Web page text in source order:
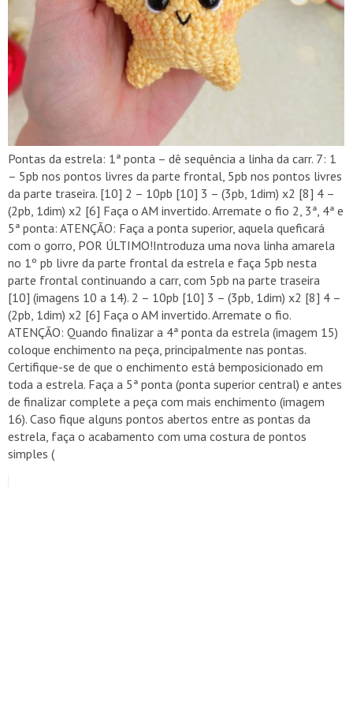
Pontas da estrela: 1ª ponta – dê sequência a linha da carr. 7: 1
– 5pb nos pontos livres da parte frontal, 5pb nos pontos livres
da parte traseira. [10] 2 – 10pb [10] 3 – (3pb, 1dim) x2 [8] 4 –
(2pb, 1dim) x2 [6] Faça o AM invertido. Arremate o fio 2, 3ª, 4ª e
5ª ponta: ATENÇÃO: Faça a ponta superior, aquela queficará
com o gorro, POR ÚLTIMO!Introduza uma nova linha amarela
no 1º pb livre da parte frontal da estrela e faça 5pb nesta
parte frontal continuando a carr, com 5pb na parte traseira
[10] (imagens 10 a 14). 2 – 10pb [10] 3 – (3pb, 1dim) x2 [8] 4 –
(2pb, 1dim) x2 [6] Faça o AM invertido. Arremate o fio.
ATENÇÃO: Quando finalizar a 4ª ponta da estrela (imagem 15)
coloque enchimento na peça, principalmente nas pontas.
Certifique-se de que o enchimento está bemposicionado em
toda a estrela. Faça a 5ª ponta (ponta superior central) e antes
de finalizar complete a peça com mais enchimento (imagem
16). Caso fique alguns pontos abertos entre as pontas da
estrela, faça o acabamento com uma costura de pontos
simples (